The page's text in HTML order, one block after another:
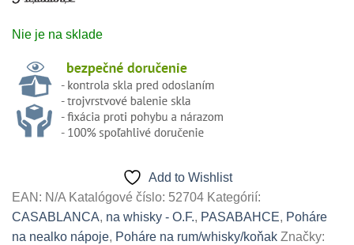
Nie je na sklade
Add to Wishlist
EAN: N/A Katalógové číslo: 52704 Kategórií:
CASABLANCA, na whisky - O.F., PASABAHCE, Poháre
na nealko nápoje, Poháre na rum/whisky/koňak Značky: